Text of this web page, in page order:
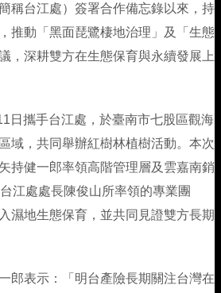
機綜合保險
稱台江處）簽署合作備忘錄以來，持
推動「黑面琵鷺棲地治理」及「生態
，深耕雙方在生態保育與永續發展上
日攜手台江處，於臺南市七股區觀海
域，共同舉辦紅樹林植樹活動。本次
持健一郎率領高階管理層及雲嘉南銷
江處處長陳俊山所率領的專業團
濕地生態保育，並共同見證雙方長期
郎表示：「明台產險長期關注台灣在